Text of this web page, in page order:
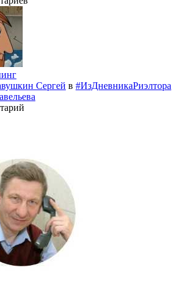
Сергей в #ИзДневникаРиэлтора